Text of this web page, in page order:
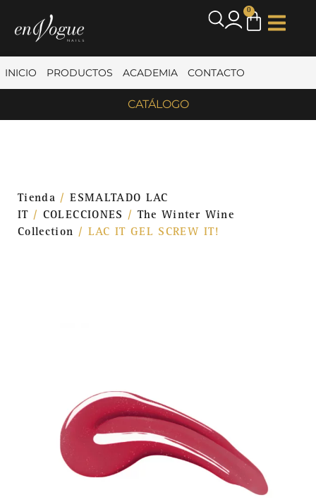
0
INICIO PRODUCTOS ACADEMIA CONTACTO
CATÁLOGO
Tienda /ESMALTADO LAC
IT / COLECCIONES / The Winter Wine
Collection / LAC IT GEL SCREW IT!